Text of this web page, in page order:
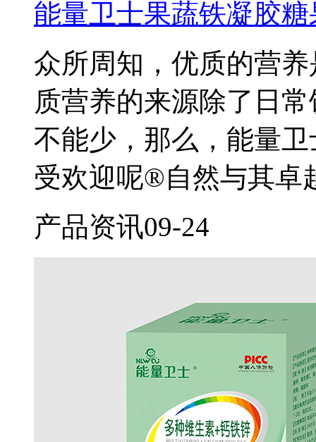
能量卫士果蔬铁凝胶
众所周知，优质的营
质营养的来源除了日
不能少，那么，能量
受欢迎呢®自然与其卓
产品资讯09-24